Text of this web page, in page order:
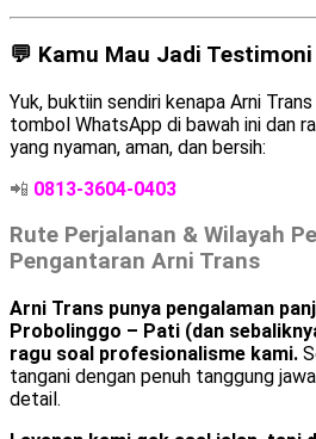
💬 Kamu Mau Jadi
Yuk, buktiin sendiri kenapa Arni
tombol WhatsApp di bawah ini dan
yang nyaman, aman, dan bersih:
📲 0813-3604-0403
Rute Perjalanan & Wilayah
Pengantaran Arni Trans
Arni Trans punya pengalaman
Probolinggo – Pati (dan
ragu soal profesionalisme kami.
tangani dengan penuh tanggung
detail.